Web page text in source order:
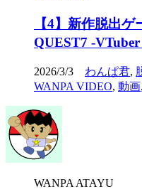
【4】新作脱出
QUEST7 -VTuber
2026/3/3 わんぱ君,
WANPA VIDEO, 動画,
WANPA ATAYU